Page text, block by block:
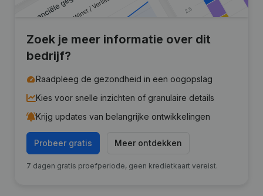
Zoek je meer informatie over dit
bedrijf?
Raadpleeg de gezondheid in een oogopslag
Kies voor snelle inzichten of granulaire details
Krijg updates van belangrijke ontwikkelingen
Probeer gratis Meer ontdekken
7 dagen gratis proefperiode, geen kredietkaart vereist.